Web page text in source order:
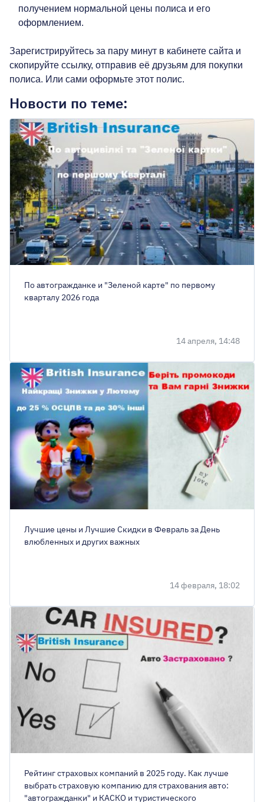
получением нормальной цены полиса и его
оформлением.
Зарегистрируйтесь за пару минут в кабинете сайта и
скопируйте ссылку, отправив её друзьям для покупки
полиса. Или сами оформьте этот полис.
Новости по теме:
По автогражданке и "Зеленой карте" по первому
кварталу 2026 года
14 апреля, 14:48
Лучшие цены и Лучшие Скидки в Февраль за День
влюбленных и других важных
14 февраля, 18:02
Рейтинг страховых компаний в 2025 году. Как лучше
выбрать страховую компанию для страхования авто:
"автогражданки" и КАСКО и туристического